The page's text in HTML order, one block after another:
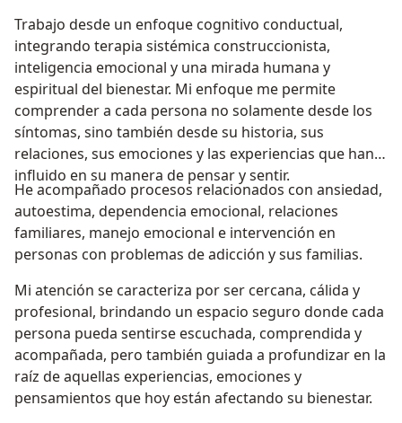
Trabajo desde un enfoque cognitivo conductual,
integrando terapia sistémica construccionista,
inteligencia emocional y una mirada humana y
espiritual del bienestar. Mi enfoque me permite
comprender a cada persona no solamente desde los
síntomas, sino también desde su historia, sus
relaciones, sus emociones y las experiencias que han
influido en su manera de pensar y sentir.
He acompañado procesos relacionados con ansiedad,
autoestima, dependencia emocional, relaciones
familiares, manejo emocional e intervención en
personas con problemas de adicción y sus familias.
Mi atención se caracteriza por ser cercana, cálida y
profesional, brindando un espacio seguro donde cada
persona pueda sentirse escuchada, comprendida y
acompañada, pero también guiada a profundizar en la
raíz de aquellas experiencias, emociones y
pensamientos que hoy están afectando su bienestar.